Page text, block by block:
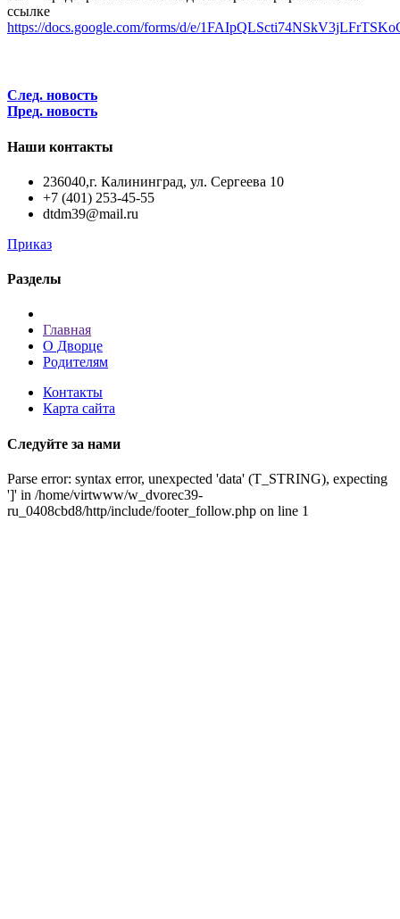
ссылке
https://docs.google.com/forms/d/e/
След. новость
Пред. новость
Наши контакты
236040,г. Калининград, ул. Сергеева 10
+7 (401) 253-45-55
dtdm39@mail.ru
Приказ
Разделы
Главная
О Дворце
Родителям
Контакты
Карта сайта
Следуйте за нами
Parse error: syntax error, unexpected 'data' (T_STRING), expecting
']' in /home/virtwww/w_dvorec39-
ru_0408cbd8/http/include/footer_follow.php on line 1